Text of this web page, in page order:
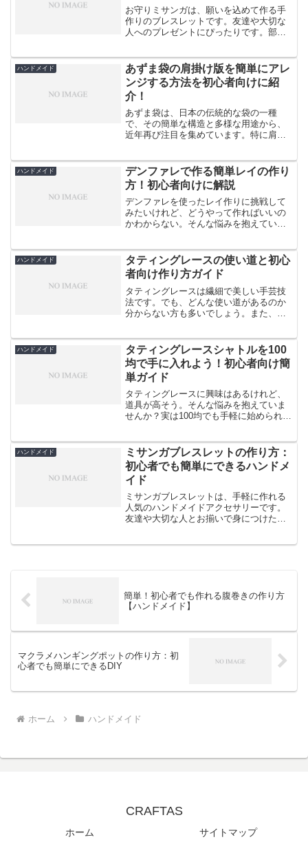
お守りミサンガは、願いを込めて作る手
作りのブレスレットです。友達や大切な
人へのプレゼントにぴったりです。部活
から、少し難しいデザインまで、様々な
作り方があります。この記...
ハンドメイド
あずま袋の肩掛け版を簡単にアレ
ンジする方法を初心者向けに紹
介！
あずま袋は、日本の伝統的な袋の一種
で、その簡単な構造と多様な用途から、
近年再び注目を集めています。特に肩掛
し、市販のものは高価だったり、好みの
デザインが見つからなかった...
ハンドメイド
デンファレで作る簡単レイの作り
方！初心者向けに解説
デンファレを使ったレイ作りに挑戦して
みたいけれど、どうやって作ればいいの
かわからない。そんな悩みを抱えている
単です。この記事では、初心者の方でも
簡単に作れるデンファレレ...
ハンドメイド
タティングレースの使い道と初心
者向け作り方ガイド
タティングレースは繊細で美しい手芸技
法です。でも、どんな使い道があるのか
分からない方も多いでしょう。また、始
グレースの魅力的な使い道と、初心者で
も簡単に始められる作り方...
ハンドメイド
タティングレースシャトルを100
均で手に入れよう！初心者向け簡
単ガイド
タティングレースに興味はあるけれど、
道具が高そう。そんな悩みを抱えていま
せんか？実は100均でも手軽に始められる
方、初心者向けの基本テクニックまでを
詳しくご紹介しま...
ハンドメイド
ミサンガブレスレットの作り方：
初心者でも簡単にできるハンドメ
イド
ミサンガブレスレットは、手軽に作れる
人気のハンドメイドアクセサリーです。
友達や大切な人とお揃いで身につけた
簡単！初心者でも作れる腹巻きの作り方
【ハンドメイド】
マクラメハンギングポットの作り方：初
心者でも簡単にできるDIY
ホーム ハンドメイド
CRAFTAS
ホーム サイトマップ